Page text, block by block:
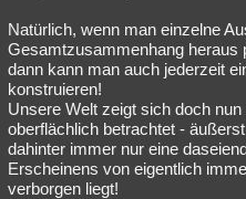
Natürlich, wenn man einzelne
Gesamtzusammenhang heraus
dann kann man auch jederzeit
konstruieren!
Unsere Welt zeigt sich doch
oberflächlich betrachtet -
dahinter immer nur eine
Erscheinens von eigentlich
verborgen liegt!